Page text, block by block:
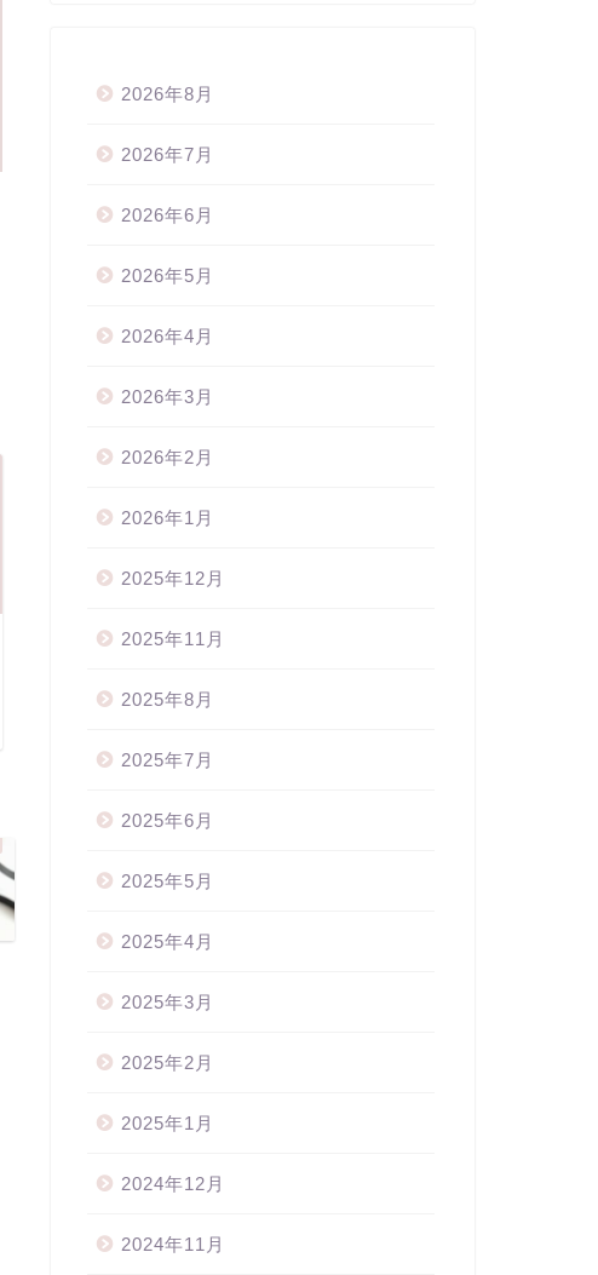
「メルカリ」と「メルカリ
販売するならどっちがおすす...
2026年8月
2026年7月
2026年6月
2026年5月
2026年4月
2026年3月
2026年2月
2026年1月
2025年12月
2025年11月
2025年8月
2025年7月
2025年6月
2025年5月
2025年4月
2025年3月
2025年2月
2025年1月
2024年12月
2024年11月